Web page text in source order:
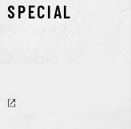
SPECIAL